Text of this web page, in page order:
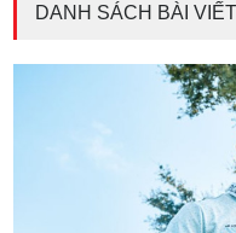
DANH SÁCH BÀI VIẾT